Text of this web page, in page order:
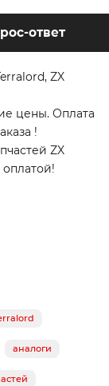
ответ
ZX
цены. Оплата
!
ZX
аналоги